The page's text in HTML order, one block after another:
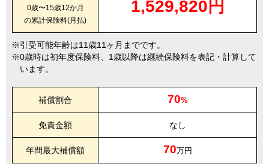
0歳〜15歳12か月
の累計保険料(月払)
1,529,820円
引受可能年齢は11歳11ヶ月までです。
0歳時は初年度保険料、1歳以降は継続保険料を表記・計算して
います。
補償割合 70%
免責金額 なし
年間最大補償額 70万円